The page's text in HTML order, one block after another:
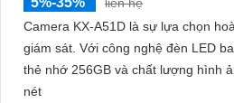
liên hệ
Camera KX-A51D là sự lựa chọn
giám sát. Với công nghệ đèn LED ban đêm không dây khe
thẻ nhớ 256GB và chất lượng hình
nét